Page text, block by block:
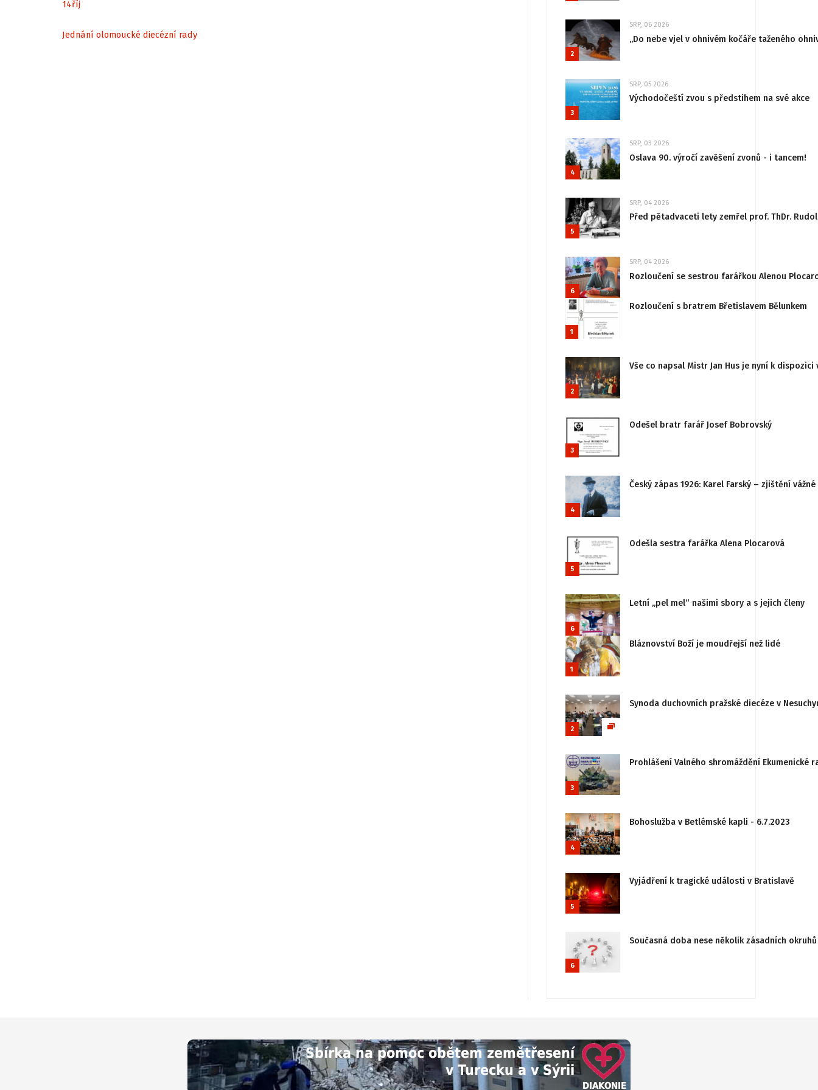
14říj
Jednání olomoucké diecézní rady
2
SRP, 06 2026
„Do nebe vjel v ohnivém kočáře taženého
3
SRP, 05 2026
Východočeští zvou s předstihem na své akce
4
SRP, 03 2026
Oslava 90. výročí zavěšení zvonů - i tancem!
5
SRP, 04 2026
Před pětadvaceti lety zemřel prof. ThDr.
6
SRP, 04 2026
Rozloučení se sestrou farářkou Alenou
1
Rozloučení s bratrem Břetislavem Bělunkem
2
Vše co napsal Mistr Jan Hus je nyní k
3
Odešel bratr farář Josef Bobrovský
4
Český zápas 1926: Karel Farský – zjištění
5
Odešla sestra farářka Alena Plocarová
6
Letní „pel mel“ našimi sbory a s jejich členy
1
Bláznovství Boží je moudřejší než lidé
2
Synoda duchovních pražské diecéze v
3
Prohlášení Valného shromáždění
4
Bohoslužba v Betlémské kapli - 6.7.2023
5
Vyjádření k tragické události v Bratislavě
6
Současná doba nese několik zásadních